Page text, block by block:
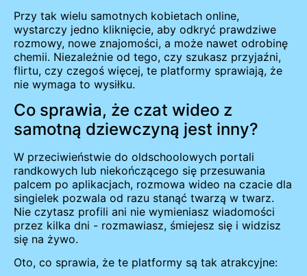
Przy tak wielu samotnych kobietach online,
wystarczy jedno kliknięcie, aby odkryć prawdziwe
rozmowy, nowe znajomości, a może nawet odrobinę
chemii. Niezależnie od tego, czy szukasz przyjaźni,
flirtu, czy czegoś więcej, te platformy sprawiają, że
nie wymaga to wysiłku.
Co sprawia, że czat wideo z
samotną dziewczyną jest inny?
W przeciwieństwie do oldschoolowych portali
randkowych lub niekończącego się przesuwania
palcem po aplikacjach, rozmowa wideo na czacie dla
singielek pozwala od razu stanąć twarzą w twarz.
Nie czytasz profili ani nie wymieniasz wiadomości
przez kilka dni - rozmawiasz, śmiejesz się i widzisz
się na żywo.
Oto, co sprawia, że te platformy są tak atrakcyjne: